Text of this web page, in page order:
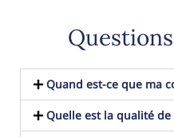
Quand est-ce que ma
Quelle est la qualité de